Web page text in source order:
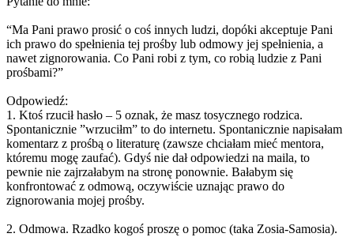
“Ma Pani prawo prosić o coś innych ludzi, dopóki akceptuje Pani
ich prawo do spełnienia tej prośby lub odmowy jej spełnienia, a
nawet zignorowania. Co Pani robi z tym, co robią ludzie z Pani
prośbami?”
Odpowiedź:
1. Ktoś rzucił hasło – 5 oznak, że masz tosycznego rodzica.
Spontanicznie ”wrzuciłm” to do internetu. Spontanicznie napisałam
komentarz z prośbą o literaturę (zawsze chciałam mieć mentora,
któremu mogę zaufać). Gdyś nie dał odpowiedzi na maila, to
pewnie nie zajrzałabym na stronę ponownie. Bałabym się
konfrontować z odmową, oczywiście uznając prawo do
zignorowania mojej prośby.
2. Odmowa. Rzadko kogoś proszę o pomoc (taka Zosia-Samosia).